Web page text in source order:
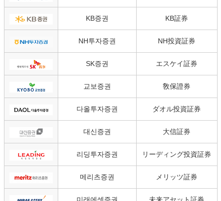
KB증권 KB証券
NH투자증권 NH投資証券
SK증권 エスケイ証券
교보증권 敎保證券
다올투자증권 ダオル投資証券
대신증권 大信証券
리딩투자증권 リーディング投資証券
메리츠증권 メリッツ証券